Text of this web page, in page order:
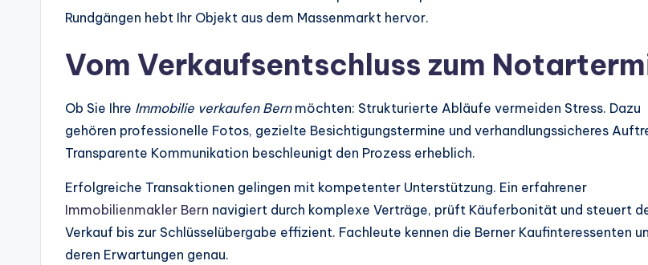
Rundgängen hebt Ihr Objekt aus dem Massenmarkt hervor.
Vom Verkaufsentschluss zum
Ob Sie Ihre Immobilie verkaufen Bernmöchten: Strukturierte Abläufe vermeiden Stress. Dazu
gehören professionelle Fotos, gezielte Besichtigungstermine und verhandlungssicheres
Transparente Kommunikation beschleunigt den Prozess erheblich.
Erfolgreiche Transaktionen gelingen mit kompetenter Unterstützung. Ein erfahrener
Immobilienmakler Bern navigiert durch komplexe Verträge, prüft Käuferbonität und steuert
Verkauf bis zur Schlüsselübergabe effizient. Fachleute kennen die Berner Kaufinteressenten
deren Erwartungen genau.